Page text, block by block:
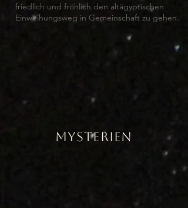
friedlich und fröhlich den altägyptischen
Einweihungsweg in Gemeinschaft zu gehen.
MYSTERIEN